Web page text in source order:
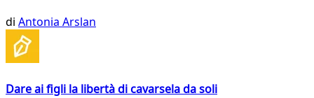
di Antonia Arslan
Dare ai figli la libertà di cavarsela da soli